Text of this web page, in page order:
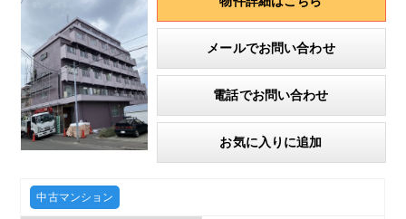
メールでお問い合わせ
電話でお問い合わせ
お気に入りに追加
中古マンション